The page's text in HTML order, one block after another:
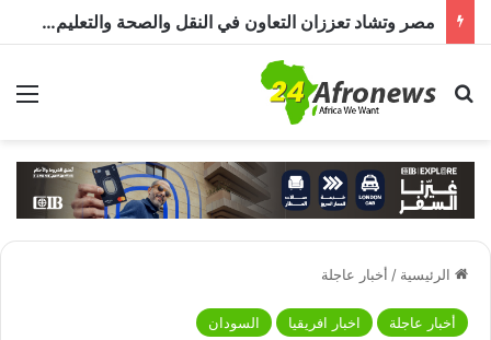
مصر وتشاد تعززان التعاون في النقل والصحة والتعليم والاستثمار خلال الدورة الرابعة للجنة المشتركة
بحث عن
الرئيسية / أخبار عاجلة
أخبار عاجلة اخبار افريقيا السودان